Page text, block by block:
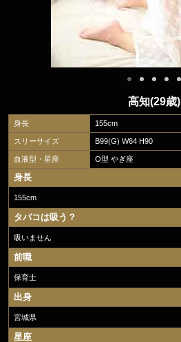
高知(29歳)
身長 155cm
スリーサイズ B99(G) W64 H90
血液型・星座 O型 やぎ座
身長
155cm
タバコは吸う？
吸いません
前職
保育士
出身
宮城県
星座